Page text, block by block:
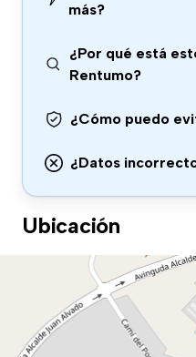
más?
¿Por qué está
Rentumo?
¿Cómo puedo
¿Datos
Ubicación